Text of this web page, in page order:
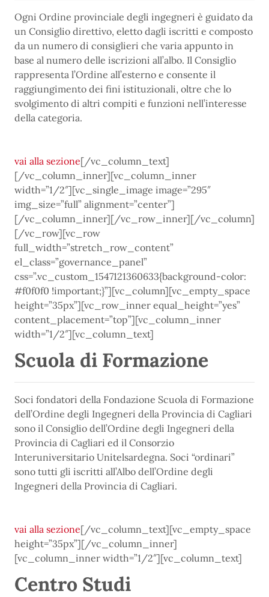
Ogni Ordine provinciale degli ingegneri è guidato da
un Consiglio direttivo, eletto dagli iscritti e composto
da un numero di consiglieri che varia appunto in
base al numero delle iscrizioni all’albo. Il Consiglio
rappresenta l’Ordine all’esterno e consente il
raggiungimento dei fini istituzionali, oltre che lo
svolgimento di altri compiti e funzioni nell’interesse
della categoria.
vai alla sezione[/vc_column_text]
[/vc_column_inner][vc_column_inner
width=”1/2″][vc_single_image image=”295″
img_size=”full” alignment=”center”]
[/vc_column_inner][/vc_row_inner][/vc_column]
[/vc_row][vc_row
full_width=”stretch_row_content”
el_class=”governance_panel”
css=”.vc_custom_1547121360633{background-color:
#f0f0f0 !important;}”][vc_column][vc_empty_space
height=”35px”][vc_row_inner equal_height=”yes”
content_placement=”top”][vc_column_inner
width=”1/2″][vc_column_text]
Scuola di Formazione
Soci fondatori della Fondazione Scuola di Formazione
dell’Ordine degli Ingegneri della Provincia di Cagliari
sono il Consiglio dell’Ordine degli Ingegneri della
Provincia di Cagliari ed il Consorzio
Interuniversitario Unitelsardegna. Soci “ordinari”
sono tutti gli iscritti all’Albo dell’Ordine degli
Ingegneri della Provincia di Cagliari.
vai alla sezione[/vc_column_text][vc_empty_space
height=”35px”][/vc_column_inner]
[vc_column_inner width=”1/2″][vc_column_text]
Centro Studi